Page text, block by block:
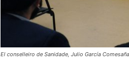
El conselleiro de Sanidade, Julio García